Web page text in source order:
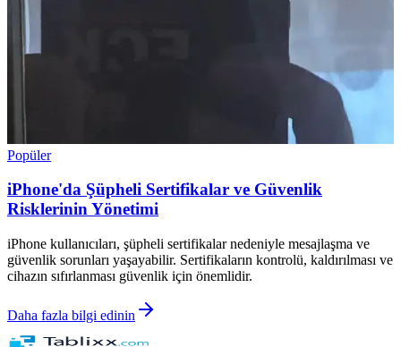
Popüler
iPhone'da Şüpheli Sertifikalar ve Güvenlik
Risklerinin Yönetimi
iPhone kullanıcıları, şüpheli sertifikalar nedeniyle mesajlaşma ve
güvenlik sorunları yaşayabilir. Sertifikaların kontrolü, kaldırılması ve
cihazın sıfırlanması güvenlik için önemlidir.
Daha fazla bilgi edinin